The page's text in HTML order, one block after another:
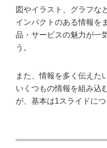
図やイラスト、グラフな
インパクトのある情報を
品・サービスの魅力が一
う。
また、情報を多く伝えた
いくつもの情報を組み込
が、基本は1スライドに